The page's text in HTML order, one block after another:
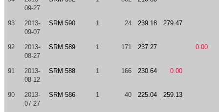
09-27
93
2013-
09-07
SRM 590 1 24 239.18 279.47
92
2013-
08-27
SRM 589 1 171 237.27 0.00
91
2013-
08-12
SRM 588 1 166 230.64 0.00
90
2013-
07-27
SRM 586 1 40 225.04 259.13